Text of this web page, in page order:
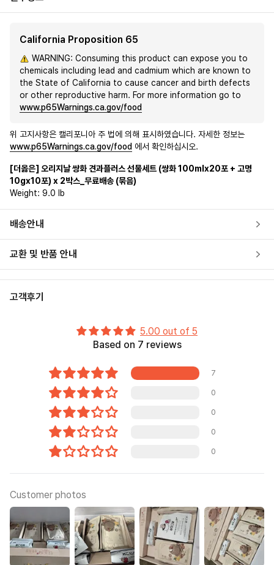
California Proposition 65
WARNING: Consuming this product can expose you to
chemicals including lead and cadmium which are known to
the State of California to cause cancer and birth defects
or other reproductive harm. For more information go to
www.p65Warnings.ca.gov/food
위 고지사항은 캘리포니아 주 법에 의해 표시하였습니다. 자세한 정보는
www.p65Warnings.ca.gov/food 에서 확인하십시오.
[더옳은] 오리지날 쌍화 견과플러스 선물세트 (쌍화 100mlx20포 + 고명
10gx10포) x 2박스_무료배송 (묶음)
Weight: 9.0 lb
배송안내
교환 및 반품 안내
고객후기
5.00 out of 5
Based on 7 reviews
7
0
0
0
0
Customer photos